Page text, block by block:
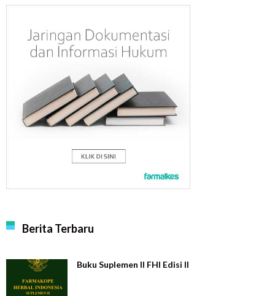
Berita Terbaru
Buku Suplemen II FHI Edisi II